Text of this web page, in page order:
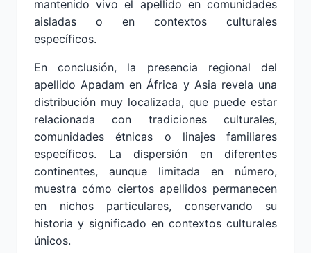
mantenido vivo el apellido en comunidades
aisladas o en contextos culturales
específicos.
En conclusión, la presencia regional del
apellido Apadam en África y Asia revela una
distribución muy localizada, que puede estar
relacionada con tradiciones culturales,
comunidades étnicas o linajes familiares
específicos. La dispersión en diferentes
continentes, aunque limitada en número,
muestra cómo ciertos apellidos permanecen
en nichos particulares, conservando su
historia y significado en contextos culturales
únicos.